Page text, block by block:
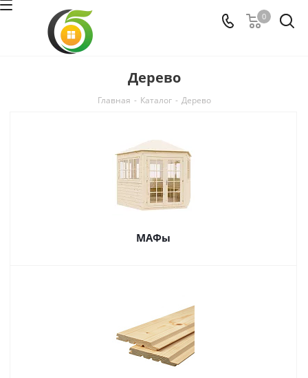
0
Дерево
Главная - Каталог - Дерево
МАФы